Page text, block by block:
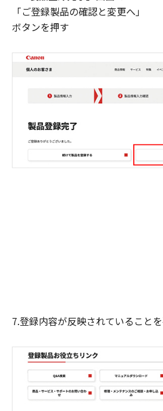
「ご登録製品の確認と変更へ」
ボタンを押す
7.登録内容が反映されていること